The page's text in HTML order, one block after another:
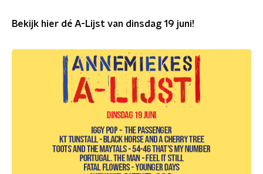
Bekijk hier dé A-Lijst van dinsdag 19 juni!